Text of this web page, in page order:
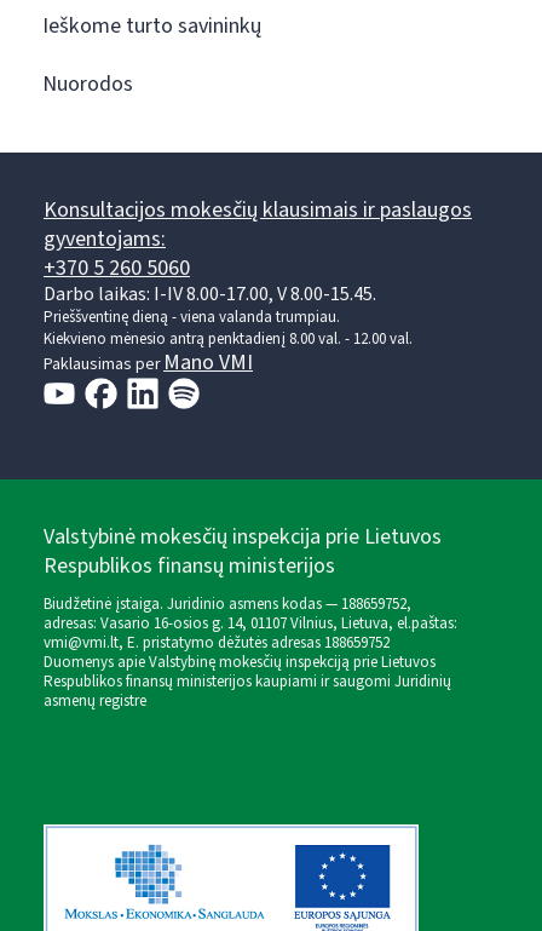
Ieškome turto savininkų
Nuorodos
Konsultacijos mokesčių klausimais ir paslaugos
gyventojams:
+370 5 260 5060
Darbo laikas: I-IV 8.00-17.00, V 8.00-15.45.
Prieššventinę dieną - viena valanda trumpiau.
Kiekvieno mėnesio antrą penktadienį 8.00 val. - 12.00 val.
Paklausimas perMano VMI
Valstybinė mokesčių inspekcija prie Lietuvos
Respublikos finansų ministerijos
Biudžetinė įstaiga. Juridinio asmens kodas — 188659752,
adresas: Vasario 16-osios g. 14, 01107 Vilnius, Lietuva, el.paštas:
vmi@vmi.lt, E. pristatymo dėžutės adresas 188659752
Duomenys apie Valstybinę mokesčių inspekciją prie Lietuvos
Respublikos finansų ministerijos kaupiami ir saugomi Juridinių
asmenų registre